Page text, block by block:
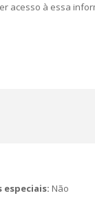
acesso à essa
especiais: Não